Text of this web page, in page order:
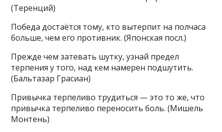
(Теренций)
Победа достаётся тому, кто вытерпит на полчаса
больше, чем его противник. (Японская посл.)
Прежде чем затевать шутку, узнай предел
терпения у того, над кем намерен подшутить.
(Бальтазар Грасиан)
Привычка терпеливо трудиться — это то же, что
привычка терпеливо переносить боль. (Мишель
Монтень)